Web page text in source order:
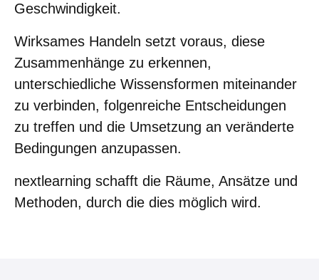
Geschwindigkeit.
Wirksames Handeln setzt voraus, diese
Zusammenhänge zu erkennen,
unterschiedliche Wissensformen miteinander
zu verbinden, folgenreiche Entscheidungen
zu treffen und die Umsetzung an veränderte
Bedingungen anzupassen.
nextlearning schafft die Räume, Ansätze und
Methoden, durch die dies möglich wird.